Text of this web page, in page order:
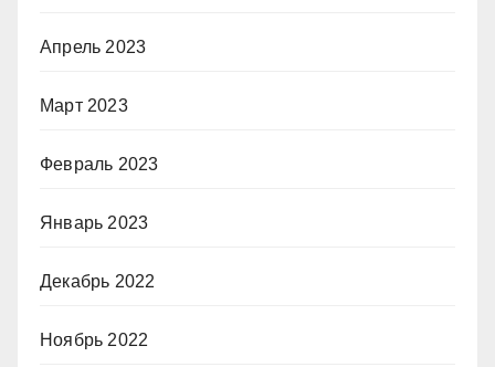
Апрель 2023
Март 2023
Февраль 2023
Январь 2023
Декабрь 2022
Ноябрь 2022